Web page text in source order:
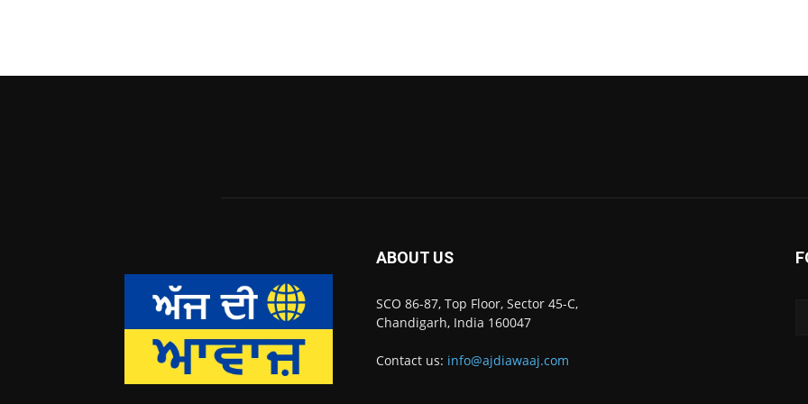
ABOUT US
SCO 86-87, Top Floor, Sector 45-C,
Chandigarh, India 160047
Contact us: info@ajdiawaaj.com